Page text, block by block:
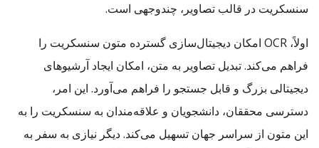
سنسکریت در قالب تصاویر، چندوجهی است.
اولاً، OCR امکان دیجیتال‌سازی گسترده متون سنسکریت را
فراهم می‌کند. تبدیل تصاویر به متن، امکان ایجاد آرشیوهای
دیجیتالی بزرگ و قابل جستجو را فراهم می‌آورد. این امر،
دسترسی محققان، دانشجویان و علاقه‌مندان به سنسکریت را به
این متون از سراسر جهان تسهیل می‌کند. دیگر نیازی به سفر به